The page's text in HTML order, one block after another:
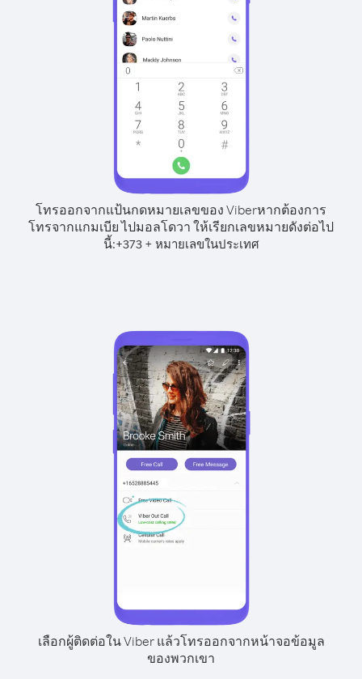
โทรออกจากแป้นกดหมายเลขของ Viberหากต้องการ
โทรจากแกมเบีย ไปมอลโดวา ให้เรียกเลขหมายดังต่อไป
นี้:+373+ หมายเลขในประเทศ
เลือกผู้ติดต่อใน Viber แล้วโทรออกจากหน้าจอข้อมูล
ของพวกเขา